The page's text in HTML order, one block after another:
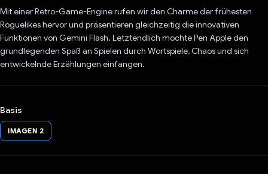
Mit einer Retro-Game-Engine rufen wir den Charme der frühesten
Roguelikes hervor und präsentieren gleichzeitig die innovativen
Funktionen von Gemini Flash. Letztendlich möchte Pen Apple den
grundlegenden Spaß an Spielen durch Wortspiele, Chaos und sich
entwickelnde Erzählungen einfangen.
Basis
IMAGEN 2